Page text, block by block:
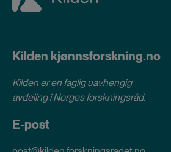
Kilden kjønnsforskning.no
Kilden er en faglig uavhengig
avdeling iNorges forskningsråd.
E-post